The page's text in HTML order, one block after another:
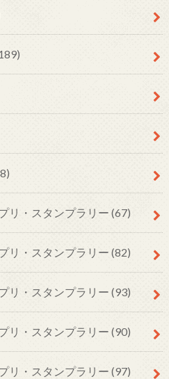
リ・スタンプラリー (67)
リ・スタンプラリー (82)
リ・スタンプラリー (93)
リ・スタンプラリー (90)
リ・スタンプラリー (97)